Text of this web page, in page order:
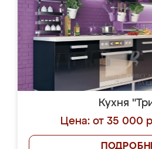
Кухня
Цена: от 35 000